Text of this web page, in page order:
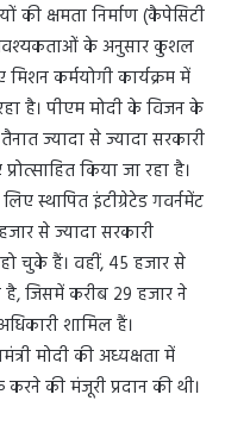
की क्षमता निर्माण (कैपेसिटी
आवश्यकताओं के अनुसार कुशल
कर्मयोगी कार्यक्रम में
रहा है। पीएम मोदी के विजन के
ज्यादा से ज्यादा सरकारी
किया जा रहा है।
स्थापित इंटीग्रेटेड गवर्नमेंट
से ज्यादा सरकारी
हो चुके हैं। वहीं, 45 हजार से
है, जिसमें करीब 29 हजार ने
शामिल हैं।
मोदी की अध्यक्षता में
की मंजूरी प्रदान की थी।